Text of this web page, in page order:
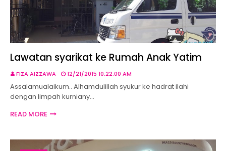
Lawatan syarikat ke Rumah Anak Yatim
FIZA AIZZAWA 12/21/2015 10:22:00 AM
Assalamualaikum.. Alhamdulillah syukur ke hadrat ilahi
dengan limpah kurniany…
READ MORE